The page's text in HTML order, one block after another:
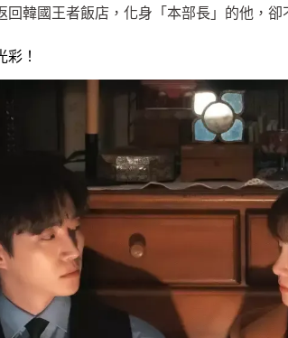
回韓國王者飯店，化身「本部長」的他，
！